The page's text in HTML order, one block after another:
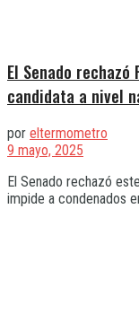
El Senado rechazó
candidata a nivel
por eltermometro
9 mayo, 2025
El Senado rechazó
impide a condenados